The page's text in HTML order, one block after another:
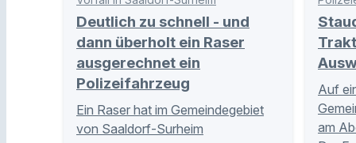
Deutlich zu schnell - und
dann überholt ein Raser
ausgerechnet ein
Polizeifahrzeug
Ein Raser hat im Gemeindegebiet
von Saaldorf-Surheim
Auf
am